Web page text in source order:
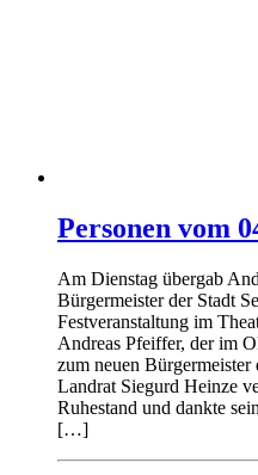
Personen vom
Am Dienstag übergab
Bürgermeister der Stadt
Festveranstaltung im
Andreas Pfeiffer, der im
zum neuen
Landrat Siegurd Heinze
Ruhestand und dankte
[…]